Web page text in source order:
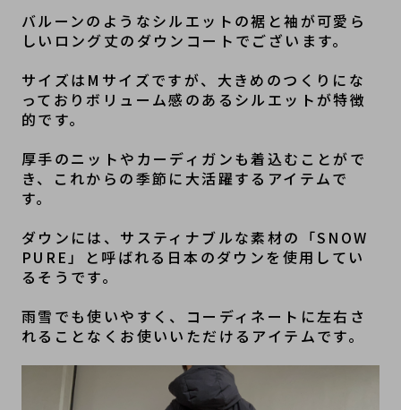
バルーンのようなシルエットの裾と袖が可愛ら
しいロング丈のダウンコートでございます。
サイズはMサイズですが、大きめのつくりにな
っておりボリューム感のあるシルエットが特徴
的です。
厚手のニットやカーディガンも着込むことがで
き、これからの季節に大活躍するアイテムで
す。
ダウンには、サスティナブルな素材の「SNOW
PURE」と呼ばれる日本のダウンを使用してい
るそうです。
雨雪でも使いやすく、コーディネートに左右さ
れることなくお使いいただけるアイテムです。